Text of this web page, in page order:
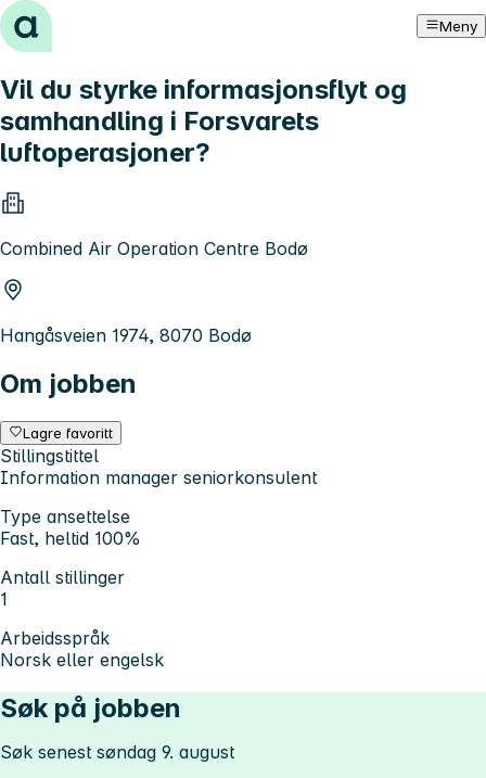
Hopp til innhold Meny
Vil du styrke informasjonsflyt og
samhandling i Forsvarets
luftoperasjoner?
Combined Air Operation Centre Bodø
Hangåsveien 1974, 8070 Bodø
Om jobben
Lagre favoritt
Stillingstittel
Information manager seniorkonsulent
Type ansettelse
Fast, heltid 100%
Antall stillinger
1
Arbeidsspråk
Norsk eller engelsk
Søk på jobben
Søk senest søndag 9. august